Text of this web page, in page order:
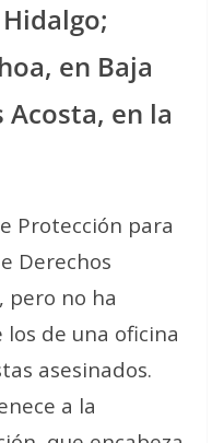
en Baja
en la
Protección para
Derechos
pero no ha
de una oficina
asesinados.
a la